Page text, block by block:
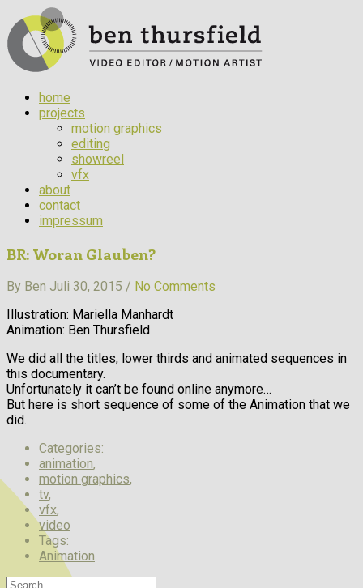
home
projects
motion graphics
editing
showreel
vfx
about
contact
impressum
BR: Woran Glauben?
By Ben Juli 30, 2015 / No Comments
Illustration: Mariella Manhardt
Animation: Ben Thursfield
We did all the titles, lower thirds and animated sequences in
this documentary.
Unfortunately it can’t be found online anymore…
But here is short sequence of some of the Animation that we
did.
Categories:
animation,
motion graphics,
tv,
vfx,
video
Tags:
Animation